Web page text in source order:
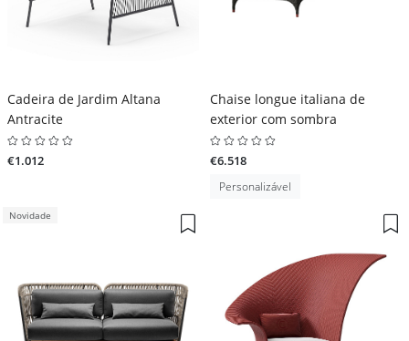
Cadeira de Jardim Altana
Antracite
€1.012
Chaise longue italiana de
exterior com sombra
€6.518
Personalizável
Novidade